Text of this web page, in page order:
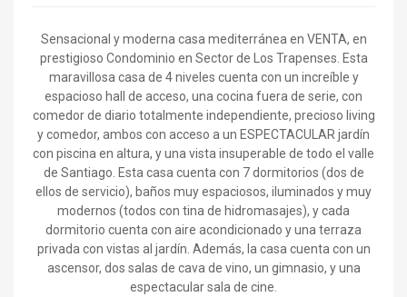
Sensacional y moderna casa mediterránea en VENTA, en
prestigioso Condominio en Sector de Los Trapenses. Esta
maravillosa casa de 4 niveles cuenta con un increíble y
espacioso hall de acceso, una cocina fuera de serie, con
comedor de diario totalmente independiente, precioso living
y comedor, ambos con acceso a un ESPECTACULAR jardín
con piscina en altura, y una vista insuperable de todo el valle
de Santiago. Esta casa cuenta con 7 dormitorios (dos de
ellos de servicio), baños muy espaciosos, iluminados y muy
modernos (todos con tina de hidromasajes), y cada
dormitorio cuenta con aire acondicionado y una terraza
privada con vistas al jardín. Además, la casa cuenta con un
ascensor, dos salas de cava de vino, un gimnasio, y una
espectacular sala de cine.